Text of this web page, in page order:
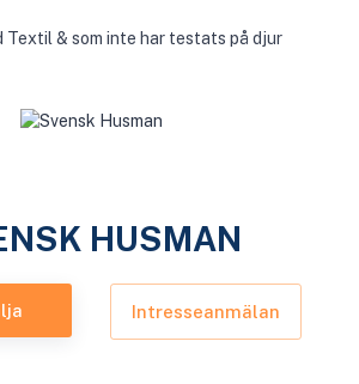
Textil & som inte har testats på djur
HUSMAN
Intresseanmälan